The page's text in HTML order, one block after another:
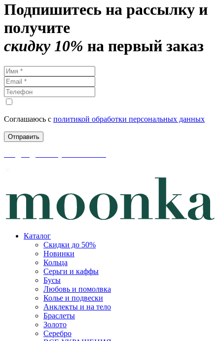
Подпишитесь на рассылку и
получите
скидку 10% на первый заказ
Соглашаюсь с политикой обработки персональных данных
Каталог
Скидки до 50%
Новинки
Кольца
Серьги и каффы
Бусы
Любовь и помолвка
Колье и подвески
Анклекты и на тело
Браслеты
Золото
Серебро